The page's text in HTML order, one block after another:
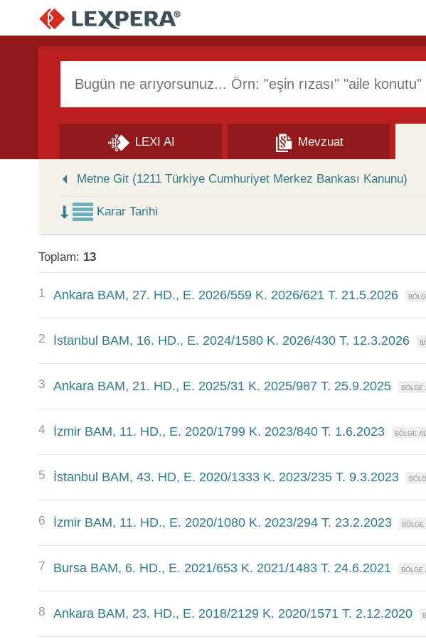
LEXI AI Mevzuat
Metne Git (1211 Türkiye Cumhuriyet Merkez Bankası Kanunu)
Karar Tarihi
Toplam: 13
1 Ankara BAM, 27. HD., E. 2026/559 K. 2026/621 T. 21.5.2026
2 İstanbul BAM, 16. HD., E. 2024/1580 K. 2026/430 T. 12.3.2026
3 Ankara BAM, 21. HD., E. 2025/31 K. 2025/987 T. 25.9.2025
4 İzmir BAM, 11. HD., E. 2020/1799 K. 2023/840 T. 1.6.2023
5 İstanbul BAM, 43. HD, E. 2020/1333 K. 2023/235 T. 9.3.2023
6 İzmir BAM, 11. HD., E. 2020/1080 K. 2023/294 T. 23.2.2023
7 Bursa BAM, 6. HD., E. 2021/653 K. 2021/1483 T. 24.6.2021
8 Ankara BAM, 23. HD., E. 2018/2129 K. 2020/1571 T. 2.12.2020